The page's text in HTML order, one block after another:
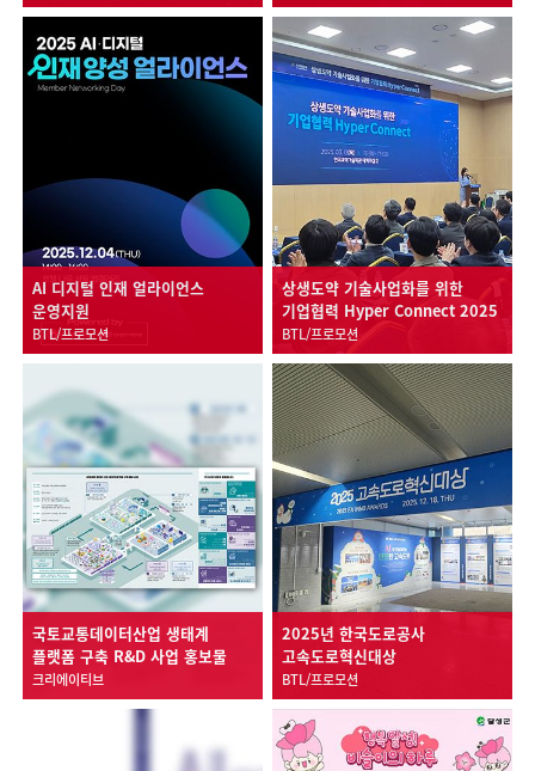
AI 디지털 인재 얼라이언스
운영지원
BTL/프로모션
상생도약 기술사업화를 위한
기업협력 Hyper Connect 2025
BTL/프로모션
국토교통데이터산업 생태계
플랫폼 구축 R&D 사업 홍보물
크리에이티브
2025년 한국도로공사
고속도로혁신대상
BTL/프로모션